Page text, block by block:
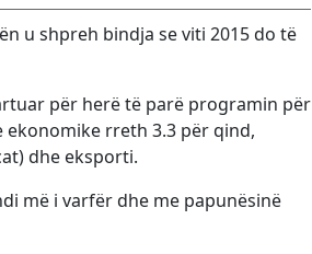
u shpreh bindja se viti 2015 do të
për herë të parë programin për
ekonomike rreth 3.3 për qind,
dhe eksporti.
më i varfër dhe me papunësinë